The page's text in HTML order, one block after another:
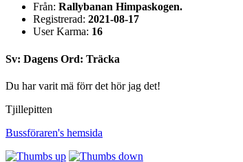
Från: Rallybanan Himpaskogen.
Registrerad: 2021-08-17
User Karma: 16
Sv: Dagens Ord: Träcka
Du har varit mä förr det hör jag det!
Tjillepitten
Bussföraren's hemsida